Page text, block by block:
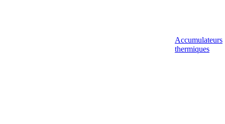
Accumulateurs
thermiques